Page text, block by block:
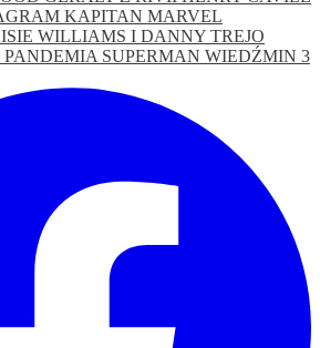
KAPITAN MARVEL
WILLIAMS I DANNY TREJO
PANDEMIA SUPERMAN WIEDŹMIN 3